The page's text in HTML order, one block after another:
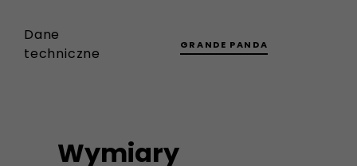
Dane
techniczne
GRANDE PANDA
Wymiary